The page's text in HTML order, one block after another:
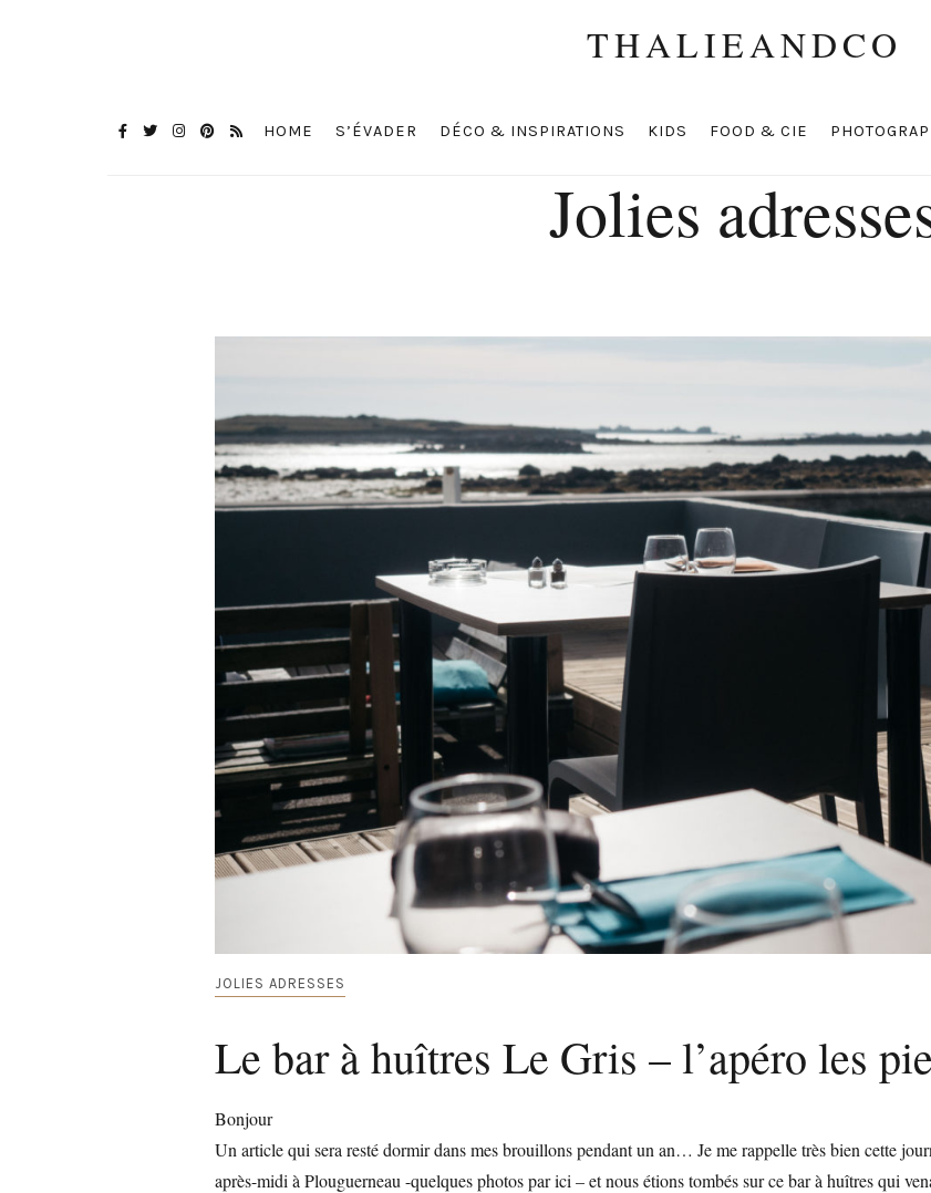
THALIEANDCO
HOME S’ÉVADER DÉCO & INSPIRATIONS KIDS FOOD & CIE
Jolies
JOLIES ADRESSES
Le bar à huîtres Le Gris – l’apéro les
Bonjour
Un article qui sera resté dormir dans mes brouillons pendant un an… Je me rappelle très bien cette
après-midi à Plouguerneau -quelques photos par ici – et nous étions tombés sur ce bar à huîtres qui